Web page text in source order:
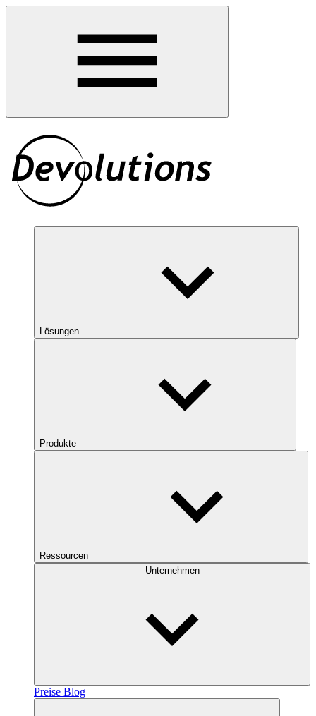
Lösungen
Produkte
Ressourcen
Unternehmen
Preise Blog